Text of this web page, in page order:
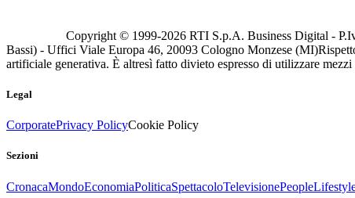
Copyright © 1999-2026 RTI S.p.A. Business Digital -
Bassi) - Uffici Viale Europa 46, 20093 Cologno Monzese (MI)
artificiale generativa. È altresì fatto divieto espresso di utilizzare
Legal
CorporatePrivacy PolicyCookie Policy
Sezioni
CronacaMondoEconomiaPoliticaSpettacoloTelevisionePeople